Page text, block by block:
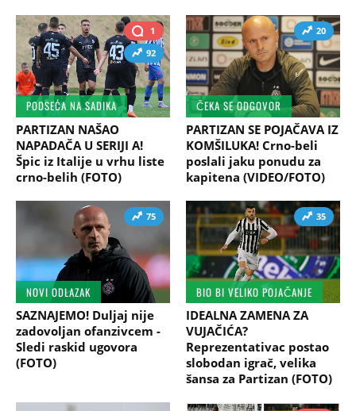
1
92
PODSEĆA NA SADIKA
PARTIZAN NAŠAO
NAPADAČA U SERIJI A!
Špic iz Italije u vrhu liste
crno-belih (FOTO)
20
ČEKA SE ODGOVOR
PARTIZAN SE POJAČAVA IZ
KOMŠILUKA! Crno-beli
poslali jaku ponudu za
kapitena (VIDEO/FOTO)
75
NOVI ODLAZAK
SAZNAJEMO! Duljaj nije
zadovoljan ofanzivcem -
Sledi raskid ugovora
(FOTO)
35
BIO BI VELIKO POJAČANJE
IDEALNA ZAMENA ZA
VUJAČIĆA?
Reprezentativac postao
slobodan igrač, velika
šansa za Partizan (FOTO)